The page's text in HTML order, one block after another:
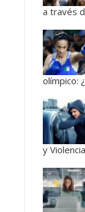
a través
olímpico:
y